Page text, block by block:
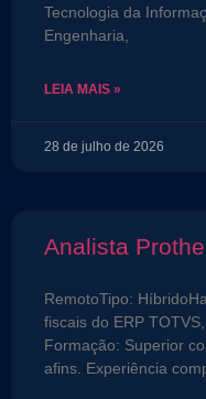
Tecnologia da
Engenharia,
LEIA MAIS »
28 de julho de 2026
Analista
RemotoTipo:
fiscais do ERP
Formação: Superior
afins. Experiência